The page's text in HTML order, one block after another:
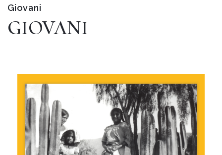
Giovani
GIOVANI